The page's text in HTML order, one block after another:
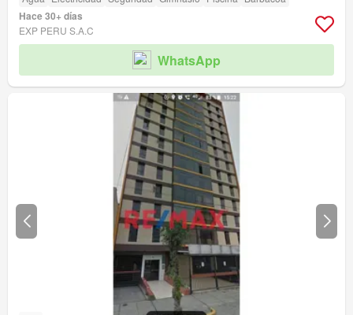
Hace 30+ días
EXP PERU S.A.C
WhatsApp